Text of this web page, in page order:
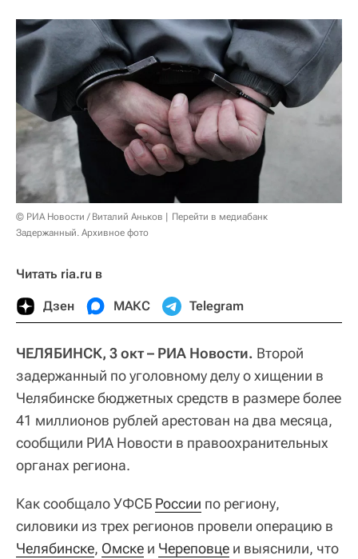
© РИА Новости / Виталий Аньков
Перейти в медиабанк
Задержанный. Архивное фото
Читать ria.ru в
Дзен МАКС Telegram
ЧЕЛЯБИНСК, 3 окт – РИА Новости. Второй
задержанный по уголовному делу о хищении в
Челябинске бюджетных средств в размере более
41 миллионов рублей арестован на два месяца,
сообщили РИА Новости в правоохранительных
органах региона.
Как сообщало УФСБ России по региону,
силовики из трех регионов провели операцию в
Челябинске, Омске и Череповце и выяснили, что